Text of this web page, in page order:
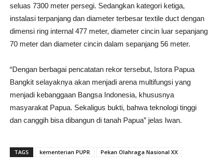
seluas 7300 meter persegi. Sedangkan kategori ketiga,
instalasi terpanjang dan diameter terbesar textile duct dengan
dimensi ring internal 477 meter, diameter cincin luar sepanjang
70 meter dan diameter cincin dalam sepanjang 56 meter.
“Dengan berbagai pencatatan rekor tersebut, Istora Papua
Bangkit selayaknya akan menjadi arena multifungsi yang
menjadi kebanggaan Bangsa Indonesia, khususnya
masyarakat Papua. Sekaligus bukti, bahwa teknologi tinggi
dan canggih bisa dibangun di tanah Papua” jelas Iwan.
TAGS kementerian PUPR Pekan Olahraga Nasional XX